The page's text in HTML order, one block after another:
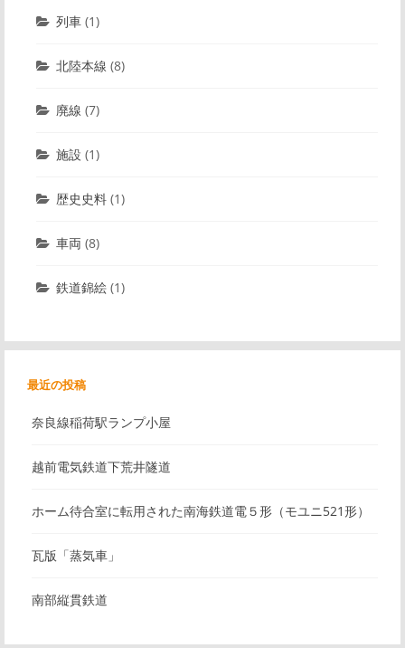
列車 (1)
北陸本線 (8)
廃線 (7)
施設 (1)
歴史史料 (1)
車両 (8)
鉄道錦絵 (1)
最近の投稿
奈良線稲荷駅ランプ小屋
越前電気鉄道下荒井隧道
ホーム待合室に転用された南海鉄道電５形（モユニ521形）
瓦版「蒸気車」
南部縦貫鉄道